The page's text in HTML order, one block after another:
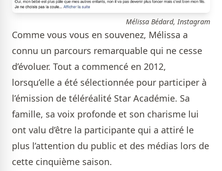
Mélissa Bédard, Instagram
Comme vous vous en souvenez, Mélissa a
connu un parcours remarquable qui ne cesse
d’évoluer. Tout a commencé en 2012,
lorsqu’elle a été sélectionnée pour participer à
l’émission de téléréalité Star Académie. Sa
famille, sa voix profonde et son charisme lui
ont valu d’être la participante qui a attiré le
plus l’attention du public et des médias lors de
cette cinquième saison.